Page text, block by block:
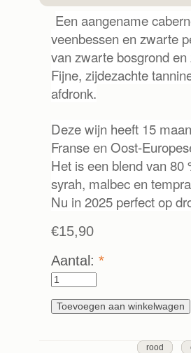
Een aangename
veenbessen en zwarte
van zwarte bosgrond
Fijne, zijdezachte
afdronk.
Deze wijn heeft 15
Franse en Oost-
Het is een blend van 80
syrah, malbec en
Nu in 2025 perfect op
€15,90
Aantal: *
rood